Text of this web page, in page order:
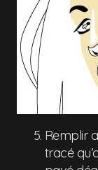
Remplir
tracé